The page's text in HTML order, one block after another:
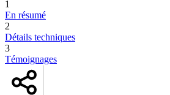
1
En résumé
2
Détails techniques
3
Témoignages